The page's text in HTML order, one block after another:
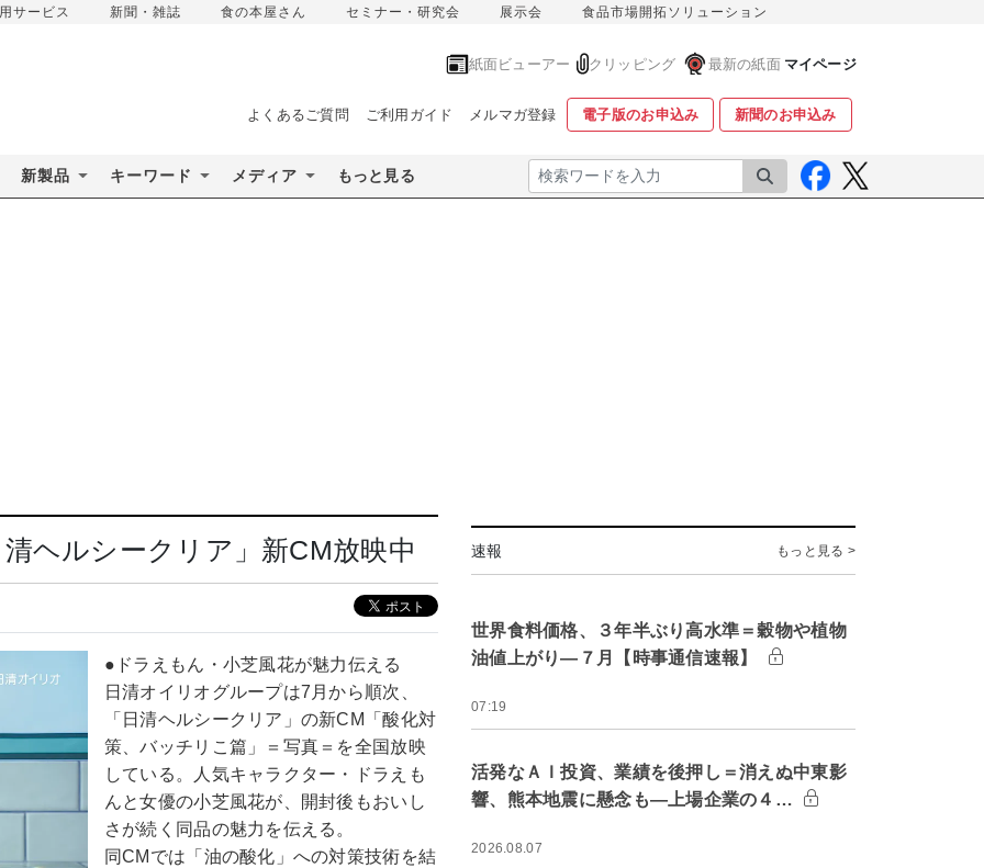
サービス 新聞・雑誌 食の本屋さん セミナー・研究会 展示会 食品市場開拓ソリューション
紙面ビューアー クリッピング 最新の紙面 マイページ
よくあるご質問 ご利用ガイド メルマガ登録 電子版のお申込み 新聞のお申込み
新製品 キーワード メディア もっと見る 検索
ヘルシークリア」新CM放映中
●ドラえもん・小芝風花が魅力伝える
日清オイリオグループは7月から順次、
「日清ヘルシークリア」の新CM「酸化対
策、バッチリこ篇」＝写真＝を全国放映
している。人気キャラクター・ドラえも
んと女優の小芝風花が、開封後もおいし
さが続く同品の魅力を伝える。
同CMでは「油の酸化」への対策技術を結
速報 もっと見る >
世界食料価格、３年半ぶり高水準＝穀物や植物
油値上がり―７月【時事通信速報】
07:19
活発なＡＩ投資、業績を後押し＝消えぬ中東影
響、熊本地震に懸念も―上場企業の４…
2026.08.07